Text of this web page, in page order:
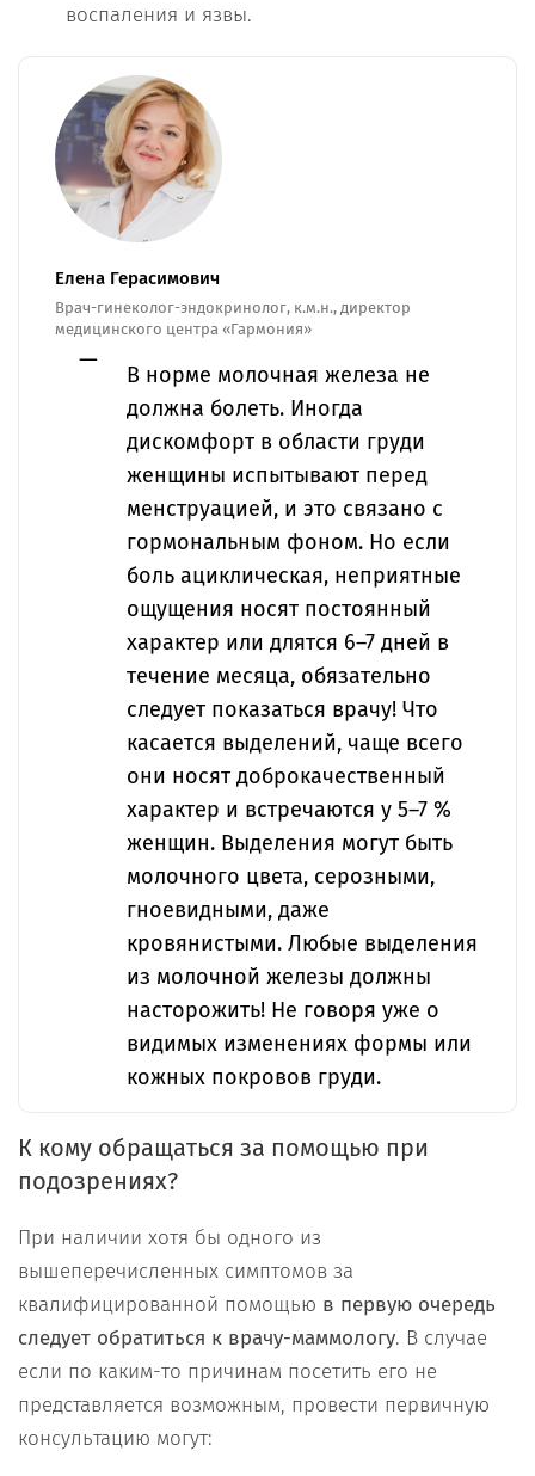
воспаления и язвы.
Елена Герасимович
Врач-гинеколог-эндокринолог, к.м.н., директор
медицинского центра «Гармония»
В норме молочная железа не
должна болеть. Иногда
дискомфорт в области груди
женщины испытывают перед
менструацией, и это связано с
гормональным фоном. Но если
боль ациклическая, неприятные
ощущения носят постоянный
характер или длятся 6–7 дней в
течение месяца, обязательно
следует показаться врачу! Что
касается выделений, чаще всего
они носят доброкачественный
характер и встречаются у 5–7 %
женщин. Выделения могут быть
молочного цвета, серозными,
гноевидными, даже
кровянистыми. Любые выделения
из молочной железы должны
насторожить! Не говоря уже о
видимых изменениях формы или
кожных покровов груди.
К кому обращаться за помощью при
подозрениях?
При наличии хотя бы одного из
вышеперечисленных симптомов за
квалифицированной помощью в первую очередь
следует обратиться к врачу-маммологу. В случае
если по каким-то причинам посетить его не
представляется возможным, провести первичную
консультацию могут: